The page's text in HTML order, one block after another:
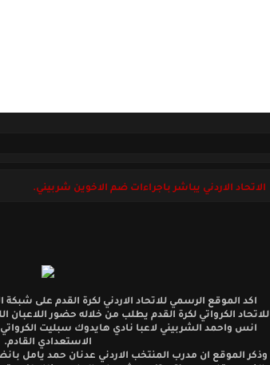
الاتحاد الاردني يباشر باجراءات ضم الاخوين شربيني.
اكد الموقع الرسمي للاتحاد الاردني لكرة القدم على شبكة
للاتحاد الكرواتي لكرة القدم يطلب من خلاله حضور
انس واحمد الشربيني لاعبا نادي هايدوك سبليت
الاستعدادي القادم.
وذكر الموقع ان مدرب المنتخب الاردني عدنان حمد يامل